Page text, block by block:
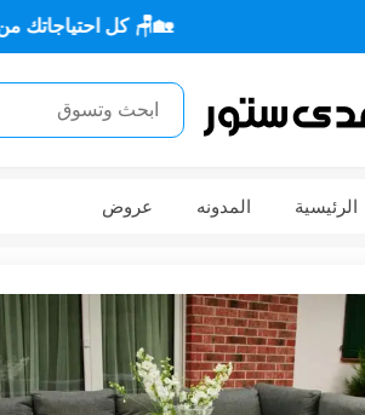
🏡🪑 كل احتياجاتك من الأثاث
الرئيسية المدونه عروض